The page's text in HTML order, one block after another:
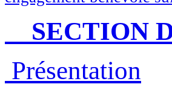
SECTION
Présentation